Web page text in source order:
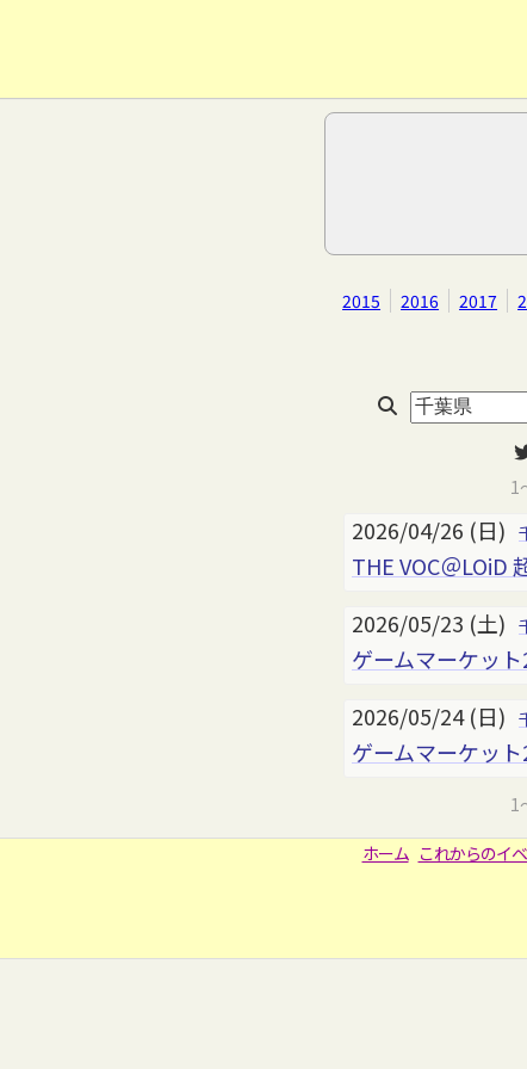
2015 2016 2017
1
2026/04/26 (日)
THE VOC＠LOiD
2026/05/23 (土)
ゲームマーケッ
2026/05/24 (日)
ゲームマーケッ
1
ホーム これからのイ